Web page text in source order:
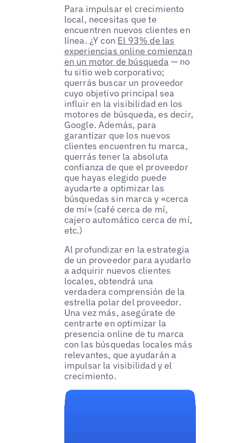
Para impulsar el crecimiento
local, necesitas que te
encuentren nuevos clientes en
línea. ¿Y con El 93% de las
experiencias online comienzan
en un motor de búsqueda — no
tu sitio web corporativo;
querrás buscar un proveedor
cuyo objetivo principal sea
influir en la visibilidad en los
motores de búsqueda, es decir,
Google. Además, para
garantizar que los nuevos
clientes encuentren tu marca,
querrás tener la absoluta
confianza de que el proveedor
que hayas elegido puede
ayudarte a optimizar las
búsquedas sin marca y «cerca
de mí» (café cerca de mí,
cajero automático cerca de mí,
etc.)
Al profundizar en la estrategia
de un proveedor para ayudarlo
a adquirir nuevos clientes
locales, obtendrá una
verdadera comprensión de la
estrella polar del proveedor.
Una vez más, asegúrate de
centrarte en optimizar la
presencia online de tu marca
con las búsquedas locales más
relevantes, que ayudarán a
impulsar la visibilidad y el
crecimiento.